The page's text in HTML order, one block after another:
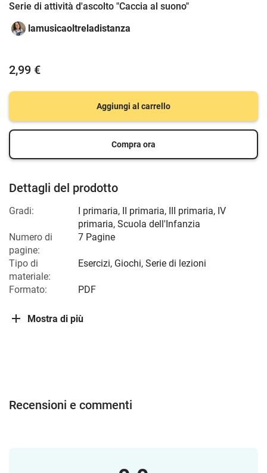
Serie di attività d'ascolto "Caccia al suono"
lamusicaoltreladistanza
2,99 €
Aggiungi al carrello
Compra ora
Dettagli del prodotto
Gradi: I primaria, II primaria, III primaria, IV
primaria, Scuola dell'Infanzia
Numero di
pagine:
7 Pagine
Tipo di
materiale:
Esercizi, Giochi, Serie di lezioni
Formato: PDF
Mostra di più
Recensioni e commenti